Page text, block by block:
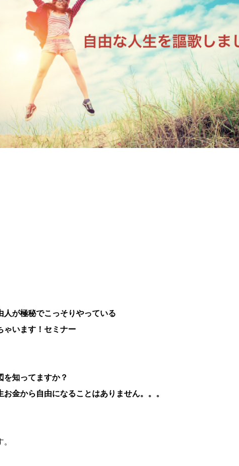
人が極秘でこっそりやっている
ゃいます！セミナー
を知ってますか？
金から自由になることはありません。。。